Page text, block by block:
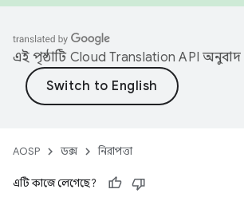
এই পৃষ্ঠাটি Cloud Translation API অনুবাদ
AOSP ডক্স নিরাপত্তা
এটি কাজে লেগেছে?